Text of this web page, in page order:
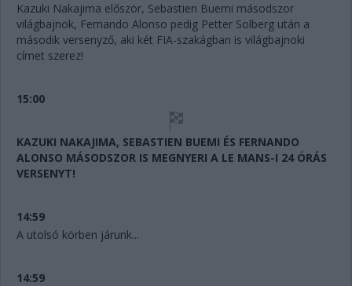
Kazuki Nakajima először, Sebastien Buemi másodszor
világbajnok, Fernando Alonso pedig Petter Solberg után a
második versenyző, aki két FIA-szakágban is világbajnoki
címet szerez!
15:00
KAZUKI NAKAJIMA, SEBASTIEN BUEMI ÉS FERNANDO
ALONSO MÁSODSZOR IS MEGNYERI A LE MANS-I 24 ÓRÁS
VERSENYT!
14:59
A utolsó körben járunk...
14:59